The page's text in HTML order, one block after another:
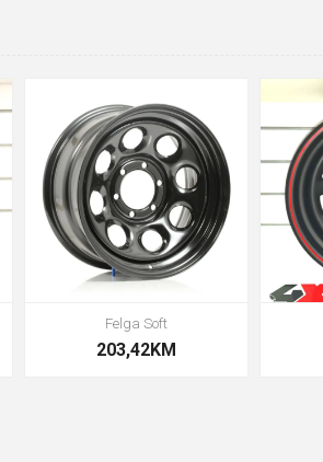
Felga Soft
203,42KM